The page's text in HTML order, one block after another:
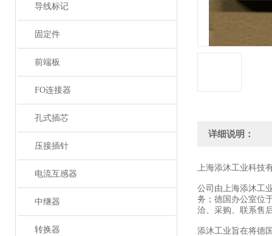
导线标记
固定件
前端板
FO连接器
孔式插芯
压接插针
电流互感器
中继器
转换器
详细说明：
上海添沐工业科技
公司由上海添沐工
务；德国办公室位
洽、采购、联系售
添沐工业旨在将德